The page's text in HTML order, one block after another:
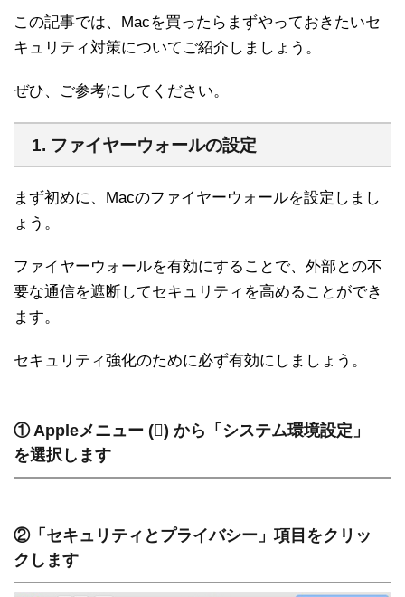
この記事では、Macを買ったらまずやっておきたいセ
キュリティ対策についてご紹介しましょう。
ぜひ、ご参考にしてください。
1. ファイヤーウォールの設定
まず初めに、Macのファイヤーウォールを設定しまし
ょう。
ファイヤーウォールを有効にすることで、外部との不
要な通信を遮断してセキュリティを高めることができ
ます。
セキュリティ強化のために必ず有効にしましょう。
① Appleメニュー () から「システム環境設定」
を選択します
②「セキュリティとプライバシー」項目をクリッ
クします